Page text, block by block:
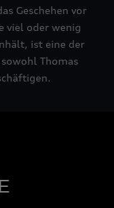
Geschehen vor
viel oder wenig
ist eine der
Thomas